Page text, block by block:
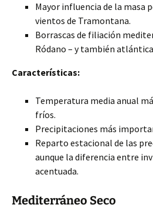
Mayor influencia de la masa
vientos de Tramontana.
Borrascas de filiación
Ródano – y también
Características:
Temperatura media anual
fríos.
Precipitaciones más
Reparto estacional de las
aunque la diferencia entre
acentuada.
Mediterráneo Seco